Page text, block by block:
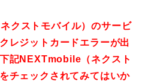
クストモバイル）のサービ
レジットカードエラーが出
記NEXTmobile（ネクスト
チェックされてみてはいか